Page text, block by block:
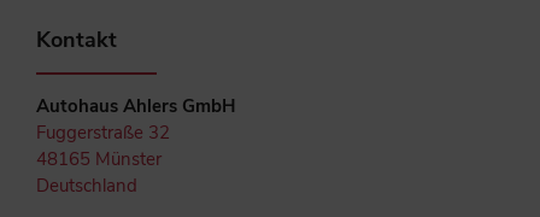
Kontakt
Autohaus Ahlers GmbH
Fuggerstraße 32
48165 Münster
Deutschland